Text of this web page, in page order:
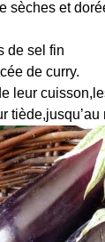
sèches et
de sel fin
de curry.
leur